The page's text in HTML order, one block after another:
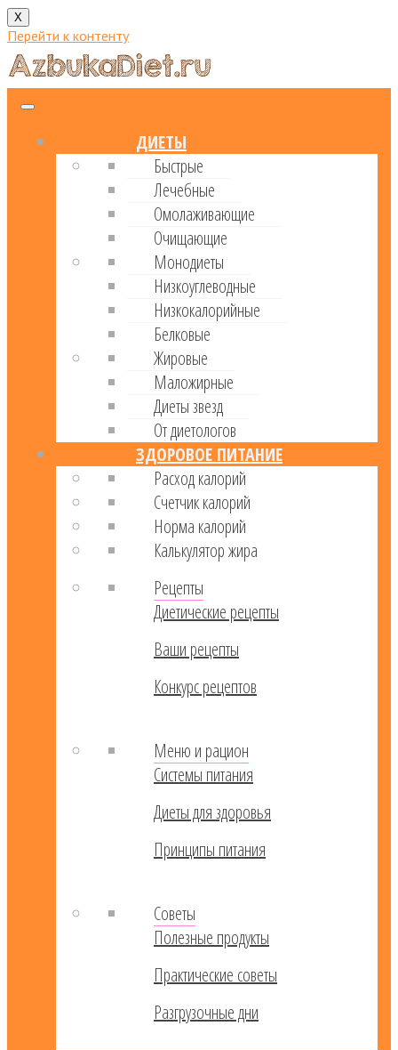
X
Перейти к контенту
ДИЕТЫ
Быстрые
Лечебные
Омолаживающие
Очищающие
Монодиеты
Низкоуглеводные
Низкокалорийные
Белковые
Жировые
Маложирные
Диеты звезд
От диетологов
ЗДОРОВОЕ ПИТАНИЕ
Расход калорий
Cчетчик калорий
Норма калорий
Калькулятор жира
Рецепты
Диетические рецепты
Ваши рецепты
Конкурс рецептов
Меню и рацион
Системы питания
Диеты для здоровья
Принципы питания
Советы
Полезные продукты
Практические советы
Разгрузочные дни